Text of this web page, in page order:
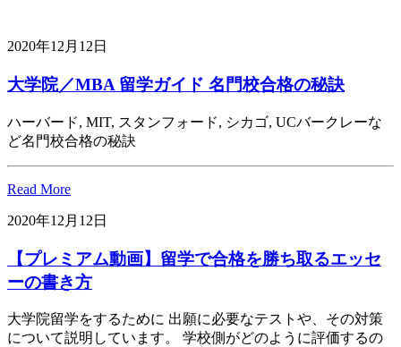
2020年12月12日
大学院／MBA 留学ガイド 名門校合格の秘訣
ハーバード, MIT, スタンフォード, シカゴ, UCバークレーな
ど名門校合格の秘訣
Read More
2020年12月12日
【プレミアム動画】留学で合格を勝ち取るエッセ
ーの書き方
大学院留学をするために 出願に必要なテストや、その対策
について説明しています。 学校側がどのように評価するの